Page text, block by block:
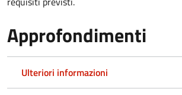
Approfondimenti
Ulteriori informazioni